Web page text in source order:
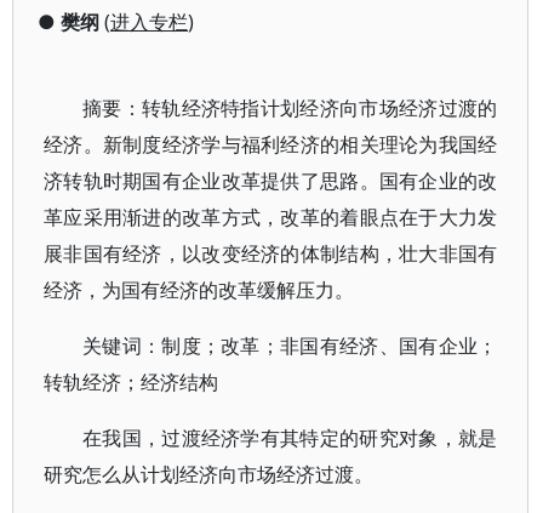
● 樊纲(进入专栏)
摘要：转轨经济特指计划经济向市场经济过渡的
经济。新制度经济学与福利经济的相关理论为我国经
济转轨时期国有企业改革提供了思路。国有企业的改
革应采用渐进的改革方式，改革的着眼点在于大力发
展非国有经济，以改变经济的体制结构，壮大非国有
经济，为国有经济的改革缓解压力。
关键词：制度；改革；非国有经济、国有企业；
转轨经济；经济结构
在我国，过渡经济学有其特定的研究对象，就是
研究怎么从计划经济向市场经济过渡。